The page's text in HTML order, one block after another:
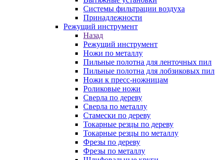
Системы фильтрации воздуха
Принадлежности
Режущий инструмент
Назад
Режущий инструмент
Ножи по металлу
Пильные полотна для ленточных пил
Пильные полотна для лобзиковых пил
Ножи к пресс-ножницам
Роликовые ножи
Сверла по дереву
Сверла по металлу
Стамески по дереву
Токарные резцы по дереву
Токарные резцы по металлу
Фрезы по дереву
Фрезы по металлу